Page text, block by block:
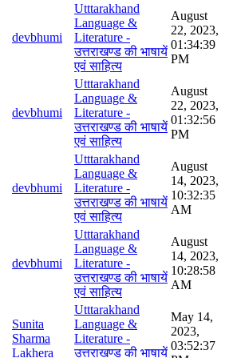
devbhumi
Utttarakhand
Language &
Literature -
उत्तराखण्ड की भाषायें
एवं साहित्य
August
22, 2023,
01:34:39
PM
devbhumi
Utttarakhand
Language &
Literature -
उत्तराखण्ड की भाषायें
एवं साहित्य
August
22, 2023,
01:32:56
PM
devbhumi
Utttarakhand
Language &
Literature -
उत्तराखण्ड की भाषायें
एवं साहित्य
August
14, 2023,
10:32:35
AM
devbhumi
Utttarakhand
Language &
Literature -
उत्तराखण्ड की भाषायें
एवं साहित्य
August
14, 2023,
10:28:58
AM
Sunita
Sharma
Lakhera
Utttarakhand
Language &
Literature -
उत्तराखण्ड की भाषायें
May 14,
2023,
03:52:37